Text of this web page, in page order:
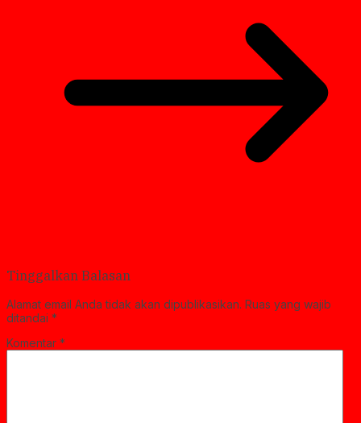
Tinggalkan Balasan
Alamat email Anda tidak akan dipublikasikan. Ruas yang wajib
ditandai *
Komentar *